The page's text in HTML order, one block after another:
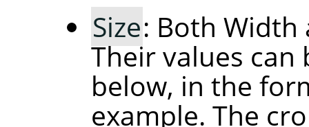
Size: Both
Their values
below, in the
example. The